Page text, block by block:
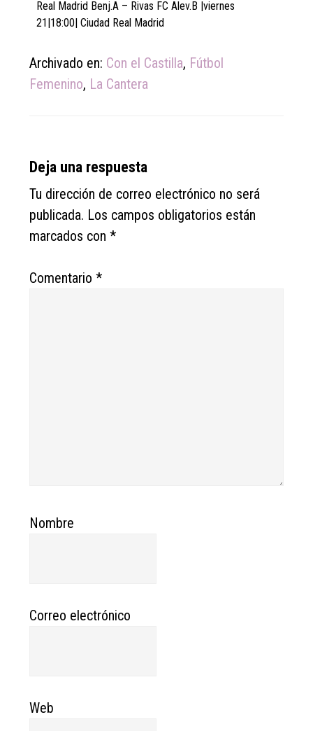
Real Madrid Benj.A – Rivas FC Alev.B |viernes
21|18:00| Ciudad Real Madrid
Archivado en: Con el Castilla, Fútbol
Femenino, La Cantera
Reader
Interactions
Deja una respuesta
Tu dirección de correo electrónico no será
publicada. Los campos obligatorios están
marcados con*
Comentario*
Nombre
Correo electrónico
Web